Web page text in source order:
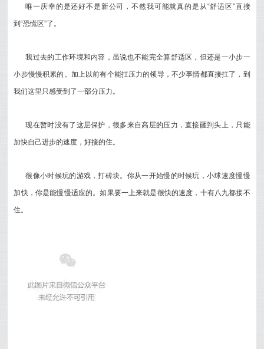
唯一庆幸的是还好不是新公司，不然我可能就真的是从“舒适区”直接
到“恐慌区”了。
我过去的工作环境和内容，虽说也不能完全算舒适区，但还是一小步一
小步慢慢积累的。加上以前有个能扛压力的领导，不少事情都直接扛了，到
我们这里只感受到了一部分压力。
现在暂时没有了这层保护，很多来自高层的压力，直接砸到头上，只能
加快自己进步的速度，好接的住。
很像小时候玩的游戏，打砖块。你从一开始慢的时候玩，小球速度慢慢
加快，你是能慢慢适应的。如果要一上来就是很快的速度，十有八九都接不
住。